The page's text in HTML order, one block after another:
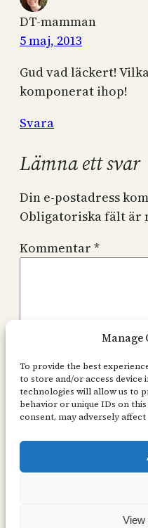
Manage
To provide the best
to store and/or access
technologies will allow us to
behavior or unique IDs on
consent, may adversely
View
DT-mamman
5 maj, 2013
Gud vad läckert!
komponerat ihop!
Svara
Lämna ett svar
Din e-postadress
Obligatoriska fält är
Kommentar *
Namn*
E-postadress*
Webbplats